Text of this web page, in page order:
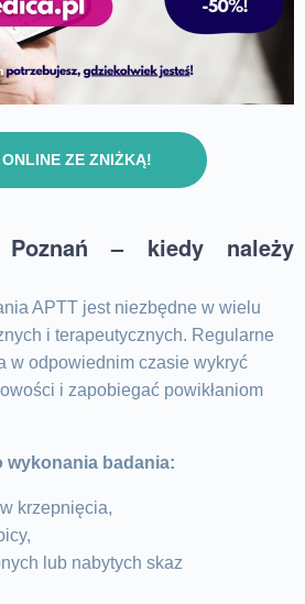
ONLINE ZE ZNIŻKĄ!
Poznań – kiedy należy
APTT jest niezbędne w wielu
i terapeutycznych. Regularne
w odpowiednim czasie wykryć
i zapobiegać powikłaniom
wykonania badania:
krzepnięcia,
lub nabytych skaz